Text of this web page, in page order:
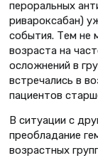
пероральных
ривароксабан)
события. Тем не
возраста на
осложнений в
встречались в
пациентов
В ситуации с
преобладание
возрастных